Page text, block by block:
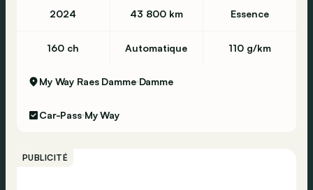
2024 43 800 km Essence
160 ch Automatique 110 g/km
My Way Raes Damme Damme
Car-Pass My Way
PUBLICITÉ